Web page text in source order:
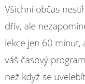
Všichni občas
dřív, ale
lekce jen 60
váš časový
než když se